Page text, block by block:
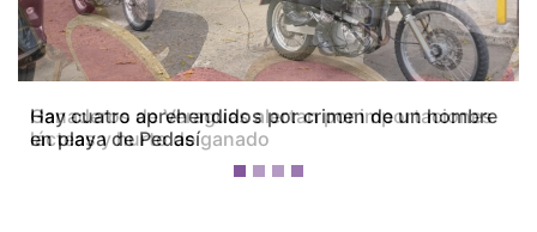
Ganaderos de Veraguas alertan por importaciones
lácteas y hurto de ganado